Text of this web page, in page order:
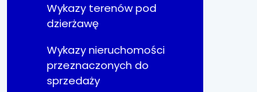
Wykazy terenów pod
dzierżawę
Wykazy nieruchomości
przeznaczonych do
sprzedaży